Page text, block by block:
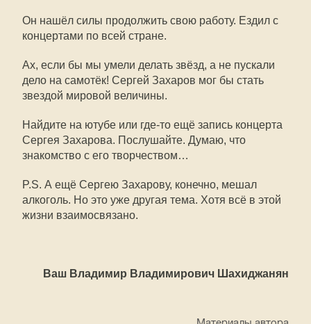
Он нашёл силы продолжить свою работу. Ездил с
концертами по всей стране.
Ах, если бы мы умели делать звёзд, а не пускали
дело на самотёк! Сергей Захаров мог бы стать
звездой мировой величины.
Найдите на ютубе или где-то ещё запись концерта
Сергея Захарова. Послушайте. Думаю, что
знакомство с его творчеством…
P.S. А ещё Сергею Захарову, конечно, мешал
алкоголь. Но это уже другая тема. Хотя всё в этой
жизни взаимосвязано.
Ваш Владимир Владимирович Шахиджанян